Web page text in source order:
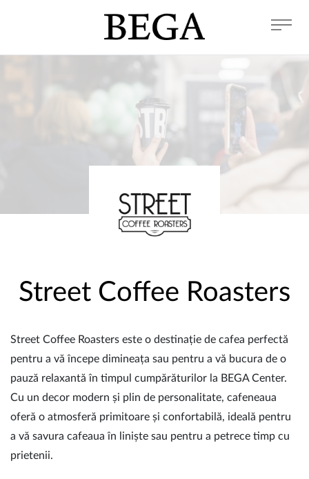
Street Coffee Roasters
Street Coffee Roasters este o destinație de cafea perfectă
pentru a vă începe dimineața sau pentru a vă bucura de o
pauză relaxantă în timpul cumpărăturilor la BEGA Center.
Cu un decor modern și plin de personalitate, cafeneaua
oferă o atmosferă primitoare și confortabilă, ideală pentru
a vă savura cafeaua în liniște sau pentru a petrece timp cu
prietenii.